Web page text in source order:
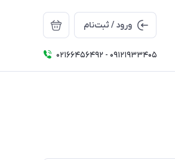
ورود / ثبت‌نام
02166456492 - 09121933405